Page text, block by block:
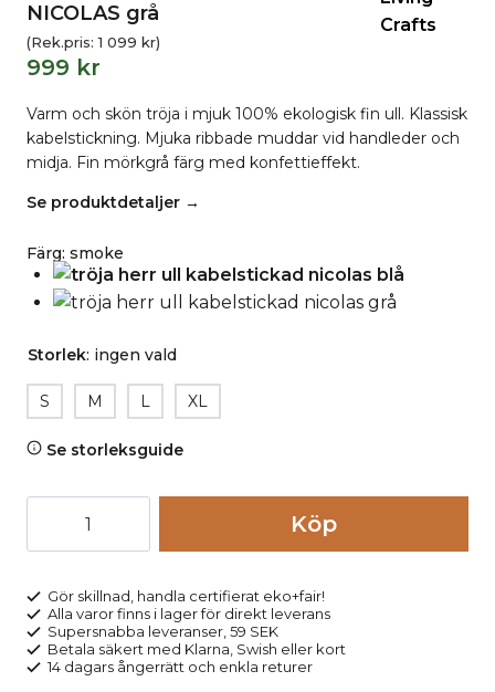
NICOLAS grå
(Rek.pris:1 099 kr)
999 kr
Varm och skön tröja i mjuk 100% ekologisk fin ull. Klassisk
kabelstickning. Mjuka ribbade muddar vid handleder och
midja. Fin mörkgrå färg med konfettieffekt.
Se produktdetaljer →
Färg: smoke
Storlek: ingen vald
S M L XL
Se storleksguide
ull
kabelstickad
NICOLAS
grå
Köp
Gör skillnad, handla certifierat eko+fair!
Alla varor finns i lager för direkt leverans
Supersnabba leveranser, 59 SEK
Betala säkert med Klarna, Swish eller kort
14 dagars ångerrätt och enkla returer